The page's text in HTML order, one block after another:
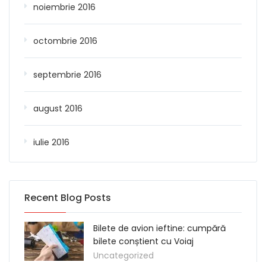
noiembrie 2016
octombrie 2016
septembrie 2016
august 2016
iulie 2016
Recent Blog Posts
Bilete de avion ieftine: cumpără
bilete conștient cu Voiaj
Uncategorized